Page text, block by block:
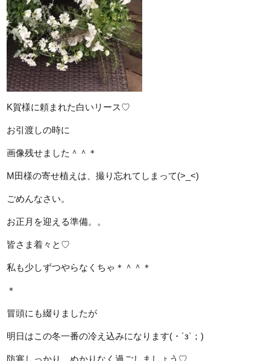
K賀様に頼まれた白いリース♡
お引渡しの時に
画像残せました＾＾＊
M田様の寄せ植えは、撮り忘れてしまって(>_<)
ごめんなさい。
お正月を迎える準備。。
皆さま着々と♡
私も少しずつやらなくちゃ＊＾＾＊
＊
冒頭にも綴りましたが
明日はこの冬一番の冷え込みになります(・´з`；)
防寒しっかり、ぬかりなく過ごしましょう♡